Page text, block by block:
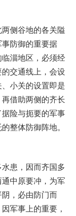
侧谷地的各关隘
防御的重要据
淄地区，必须经
交通线上，会设
小关的设置即是
借助两侧的齐长
险与扼要的军事
整体防御阵地。
患，因而齐国多
中原要冲，为军
，必由防门而
军事上的重要，